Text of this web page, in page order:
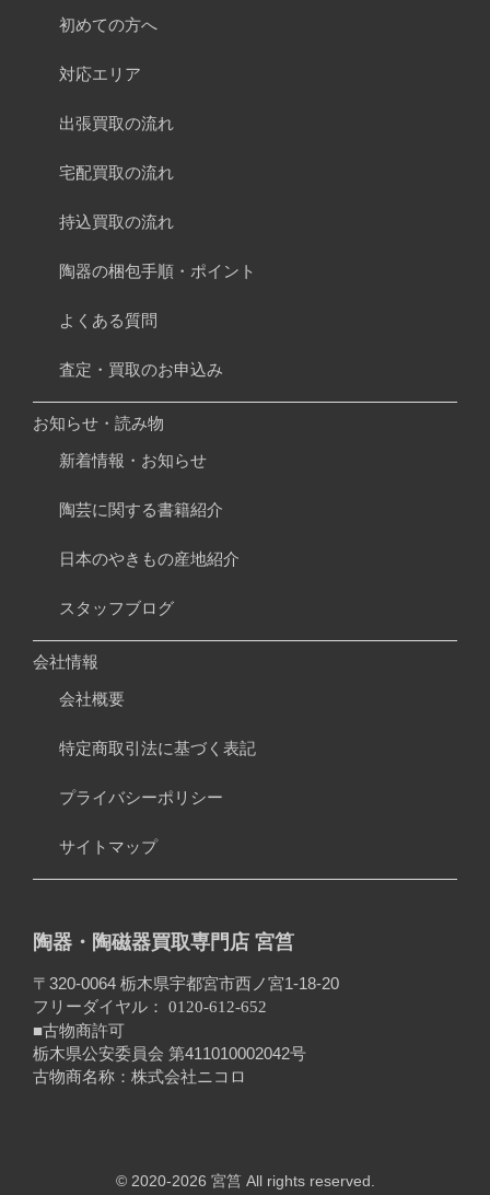
初めての方へ
対応エリア
出張買取の流れ
宅配買取の流れ
持込買取の流れ
陶器の梱包手順・ポイント
よくある質問
査定・買取のお申込み
お知らせ・読み物
新着情報・お知らせ
陶芸に関する書籍紹介
日本のやきもの産地紹介
スタッフブログ
会社情報
会社概要
特定商取引法に基づく表記
プライバシーポリシー
サイトマップ
陶器・陶磁器買取専門店 宮筥
〒320-0064 栃木県宇都宮市西ノ宮1-18-20
フリーダイヤル： 0120-612-652
■古物商許可
栃木県公安委員会 第411010002042号
古物商名称：株式会社ニコロ
© 2020-2026 宮筥 All rights reserved.